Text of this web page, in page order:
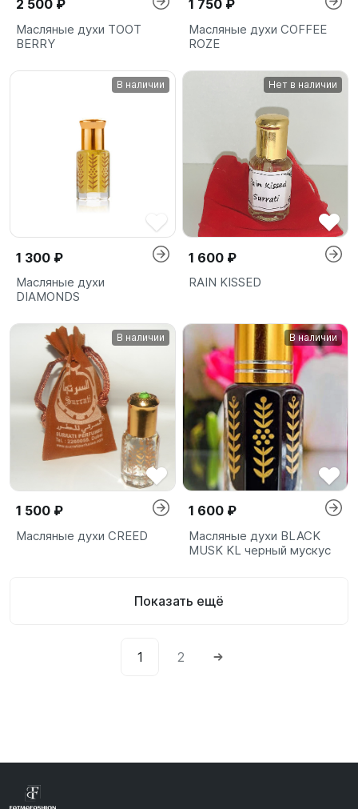
2 500 ₽
Масляные духи TOOT
BERRY
1 750 ₽
Масляные духи COFFEE
ROZE
В наличии
1 300 ₽
Масляные духи
DIAMONDS
Нет в наличии
1 600 ₽
RAIN KISSED
В наличии
1 500 ₽
Масляные духи CREED
В наличии
1 600 ₽
Масляные духи BLACK
MUSK KL черный мускус
Показать ещё
1 2